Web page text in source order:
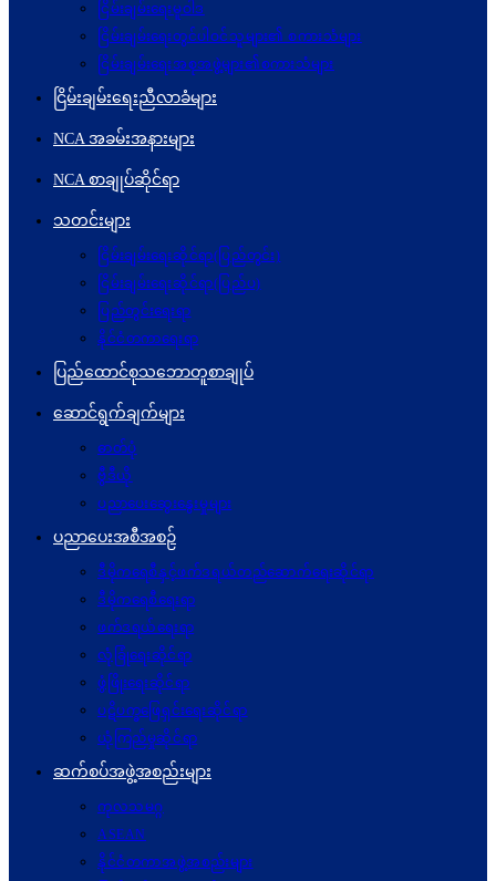
ငြိမ်းချမ်းရေးမူဝါဒ
ငြိမ်းချမ်းရေးတွင်ပါဝင်သူများ၏ စကားသံများ
ငြိမ်းချမ်းရေးအစုအဖွဲ့များ၏စကားသံများ
ငြိမ်းချမ်းရေးညီလာခံများ
NCA အခမ်းအနားများ
NCA စာချုပ်ဆိုင်ရာ
သတင်းများ
ငြိမ်းချမ်းရေးဆိုင်ရာ(ပြည်တွင်း)
ငြိမ်းချမ်းရေးဆိုင်ရာ(ပြည်ပ)
ပြည်တွင်းရေးရာ
နိုင်ငံတကာရေးရာ
ပြည်ထောင်စုသဘောတူစာချုပ်
ဆောင်ရွက်ချက်များ
ဓာတ်ပုံ
ဗွီဒီယို
ပညာပေးဆွေးနွေးမှုများ
ပညာပေးအစီအစဉ်
ဒီမိုကရေစီနှင့်ဖက်ဒရယ်တည်ဆောက်ရေးဆိုင်ရာ
ဒီမိုကရေစီရေးရာ
ဖက်ဒရယ်ရေးရာ
လုံခြုံရေးဆိုင်ရာ
ဖွံဖြိုးရေးဆိုင်ရာ
ပဋိပက္ခ‌ဖြေရှင်းရေးဆိုင်ရာ
ယုံကြည်မှုဆိုင်ရာ
ဆက်စပ်အဖွဲ့အစည်းများ
ကုလသမဂ္ဂ
ASEAN
နိုင်ငံတကာအဖွဲ့အစည်းများ